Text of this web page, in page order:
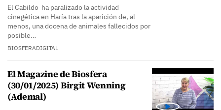
El Cabildo ha paralizado la actividad
cinegética en Haría tras la aparición de, al
menos, una docena de animales fallecidos por
posible…
BIOSFERADIGITAL
El Magazine de Biosfera
(30/01/2025) Birgit Wenning
(Ademal)